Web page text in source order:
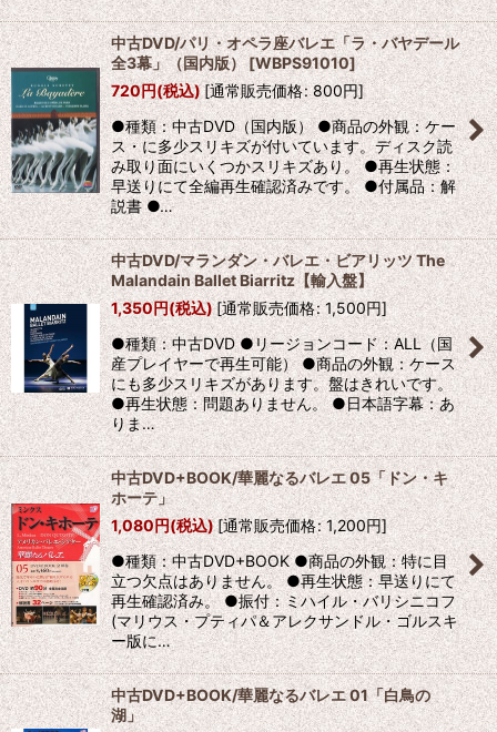
中古DVD/パリ・オペラ座バレエ「ラ・バヤデール
全3幕」（国内版）[WBPS91010]
720円(税込)[通常販売価格: 800円]
●種類：中古DVD（国内版） ●商品の外観：ケー
ス・に多少スリキズが付いています。ディスク読
み取り面にいくつかスリキズあり。 ●再生状態：
早送りにて全編再生確認済みです。 ●付属品：解
説書 ●…
中古DVD/マランダン・バレエ・ビアリッツ The
Malandain Ballet Biarritz【輸入盤】
1,350円(税込) [通常販売価格: 1,500円]
●種類：中古DVD ●リージョンコード：ALL（国
産プレイヤーで再生可能） ●商品の外観：ケース
にも多少スリキズがあります。盤はきれいです。
●再生状態：問題ありません。 ●日本語字幕：あ
りま…
中古DVD+BOOK/華麗なるバレエ 05「ドン・キ
ホーテ」
1,080円(税込)[通常販売価格: 1,200円]
●種類：中古DVD+BOOK ●商品の外観：特に目
立つ欠点はありません。 ●再生状態：早送りにて
再生確認済み。 ●振付：ミハイル・バリシニコフ
(マリウス・プティパ＆アレクサンドル・ゴルスキ
ー版に…
中古DVD+BOOK/華麗なるバレエ 01「白鳥の
湖」